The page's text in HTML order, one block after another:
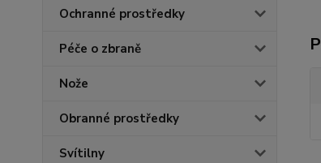
Ochranné prostředky
Péče o zbraně
Nože
Obranné prostředky
Svítilny